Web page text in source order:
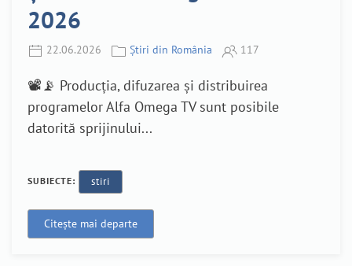
2026
22.06.2026 Știri din România 117
📽️📡 Producția, difuzarea și distribuirea
programelor Alfa Omega TV sunt posibile
datorită sprijinului...
SUBIECTE: stiri
Citește mai departe